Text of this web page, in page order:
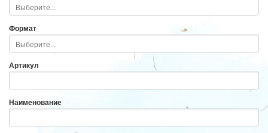
Формат
Артикул
Наименование